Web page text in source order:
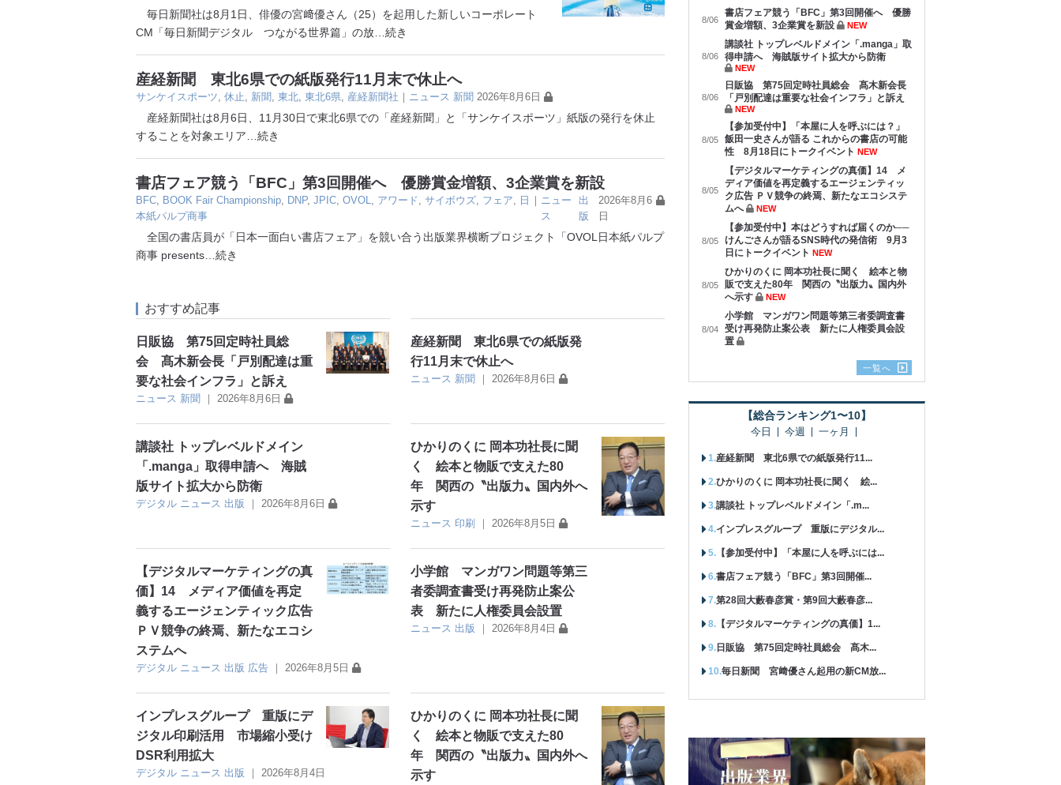
毎日新聞社は8月1日、俳優の宮﨑優さん（25）を起用した新しいコーポレート
CM「毎日新聞デジタル つながる世界篇」の放 …続き
産経新聞 東北6県での紙版発行11月末で休止へ
サンケイスポーツ 休止 新聞 東北 東北6県 産経新聞社 ｜ ニュース 新聞 2026年8月6日
産経新聞社は8月6日、11月30日で東北6県での「産経新聞」と「サンケイスポーツ」紙版の発行を休止
することを対象エリア …続き
書店フェア競う「BFC」第3回開催へ 優勝賞金増額、3企業賞を新設
BFC BOOK Fair Championship DNP, JPIC OVOL アワード サイボウズ フェア
日
本紙パルプ商事
｜ ニュー
ス
出
版
2026年8月6
日
全国の書店員が「日本一面白い書店フェア」を競い合う出版業界横断プロジェクト「OVOL日本紙パルプ
商事 presents …続き
おすすめ記事
日販協 第75回定時社員総
会 髙木新会長「戸別配達は重
要な社会インフラ」と訴え
ニュース 新聞 ｜ 2026年8月6日
産経新聞 東北6県での紙版発
行11月末で休止へ
ニュース 新聞 ｜ 2026年8月6日
講談社 トップレベルドメイン
「.manga」取得申請へ 海賊
版サイト拡大から防衛
デジタル ニュース 出版 ｜ 2026年8月6日
ひかりのくに 岡本功社長に聞
く 絵本と物販で支えた80
年 関西の〝出版力〟国内外へ
示す
ニュース 印刷 ｜ 2026年8月5日
【デジタルマーケティングの真
価】14 メディア価値を再定
義するエージェンティック広告
ＰＶ競争の終焉、新たなエコシ
ステムへ
デジタル ニュース 出版 広告 ｜ 2026年8月5日
小学館 マンガワン問題等第三
者委調査書受け再発防止案公
表 新たに人権委員会設置
ニュース 出版 ｜ 2026年8月4日
インプレスグループ 重版にデ
ジタル印刷活用 市場縮小受け
DSR利用拡大
デジタル ニュース 出版 ｜ 2026年8月4日
ひかりのくに 岡本功社長に聞
く 絵本と物販で支えた80
年 関西の〝出版力〟国内外へ
示す
8/06
書店フェア競う「BFC」第3回開催へ 優勝
賞金増額、3企業賞を新設
NEW
8/06
講談社 トップレベルドメイン「.manga」取
得申請へ 海賊版サイト拡大から防衛
NEW
8/06
日販協 第75回定時社員総会 髙木新会長
「戸別配達は重要な社会インフラ」と訴え
NEW
8/05
【参加受付中】「本屋に人を呼ぶには？」
飯田一史さんが語る これからの書店の可能
性 8月18日にトークイベント NEW
8/05
【デジタルマーケティングの真価】14 メ
ディア価値を再定義するエージェンティッ
ク広告 ＰＶ競争の終焉、新たなエコシステ
ムへ
NEW
8/05
【参加受付中】本はどうすれば届くのか──
けんごさんが語るSNS時代の発信術 9月3
日にトークイベント NEW
8/05
ひかりのくに 岡本功社長に聞く 絵本と物
販で支えた80年 関西の〝出版力〟国内外
へ示す
NEW
8/04
小学館 マンガワン問題等第三者委調査書
受け再発防止案公表 新たに人権委員会設
置
一覧へ
【総合ランキング1〜10】
今日 今週 一ヶ月
産経新聞 東北6県での紙版発行11...
ひかりのくに 岡本功社長に聞く 絵...
講談社 トップレベルドメイン「.m...
インプレスグループ 重版にデジタル...
【参加受付中】「本屋に人を呼ぶには...
書店フェア競う「BFC」第3回開催...
第28回大藪春彦賞・第9回大藪春彦...
【デジタルマーケティングの真価】1...
日販協 第75回定時社員総会 髙木...
毎日新聞 宮﨑優さん起用の新CM放...